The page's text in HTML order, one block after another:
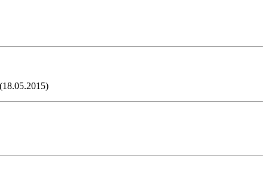
(18.05.2015)